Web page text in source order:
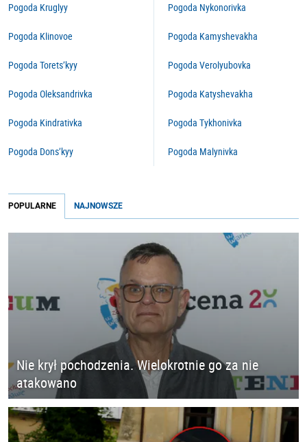
Pogoda Kruglyy
Pogoda Klinovoe
Pogoda Torets’kyy
Pogoda Oleksandrivka
Pogoda Kindrativka
Pogoda Dons’kyy
Pogoda Nykonorivka
Pogoda Kamyshevakha
Pogoda Verolyubovka
Pogoda Katyshevakha
Pogoda Tykhonivka
Pogoda Malynivka
POPULARNE NAJNOWSZE
Nie krył pochodzenia. Wielokrotnie go za nie
atakowano